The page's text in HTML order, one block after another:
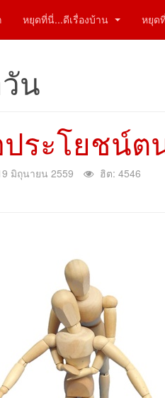
หยุดที่นี่...ดีเรื่องบ้าน หยุด
น
ระโยชน์
มิถุนายน 2559 ฮิต: 4546